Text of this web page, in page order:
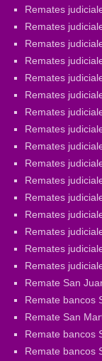
Remates
Remates
Remates
Remates
Remates
Remates
Remates
Remates
Remates
Remates
Remates
Remates
Remates
Remates
Remates
Remates
Remate San
Remate bancos
Remate San
Remate bancos
Remate bancos